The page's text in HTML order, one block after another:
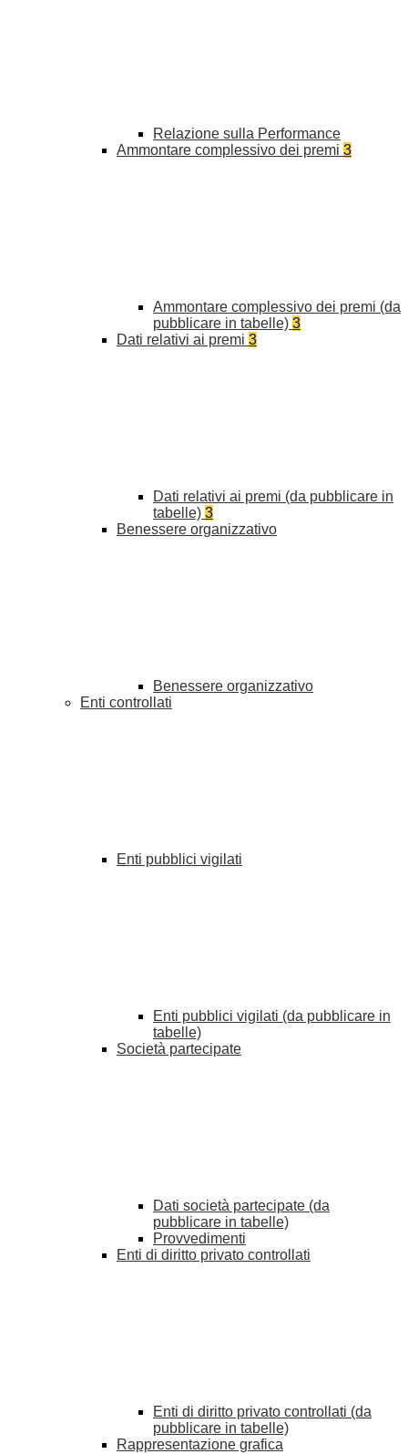
Relazione sulla Performance
Ammontare complessivo dei premi 3
Ammontare complessivo dei premi (da
pubblicare in tabelle) 3
Dati relativi ai premi 3
Dati relativi ai premi (da pubblicare in
tabelle) 3
Benessere organizzativo
Benessere organizzativo
Enti controllati
Enti pubblici vigilati
Enti pubblici vigilati (da pubblicare in
tabelle)
Società partecipate
Dati società partecipate (da
pubblicare in tabelle)
Provvedimenti
Enti di diritto privato controllati
Enti di diritto privato controllati (da
pubblicare in tabelle)
Rappresentazione grafica